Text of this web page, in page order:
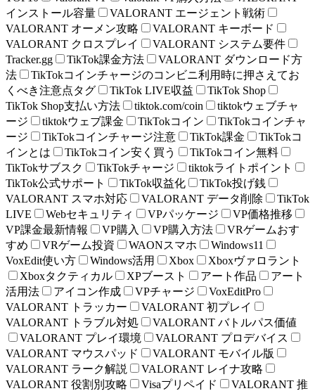
インストール容量
VALORANT エージェント戦術
VALORANT オーメン攻略
VALORANT キーボード
VALORANT クロスプレイ
VALORANT システム要件
Tracker.gg
TikTok課金方法
VALORANT ダウンロード方
法
TikTokコインチャージのコンビニ利用時に押さえてお
くべき注意点タグ
TikTok LIVE収益
TikTok Shop
TikTok Shop支払い方法
tiktok.com/coin
tiktokウェブチャ
ージ
tiktokウェブ課金 TikTokコイン
TikTokコインチャ
ージ
TikTokコインチャージ注意 TikTok課金
TikTokコ
インとは
TikTokコイン安く買う
TikTokコイン無料
TikTokサブスク
TikTokチャージ
tiktokライトポイント
TikTok公式サポート
TikTok収益化
TikTok投げ銭
VALORANT スマホ対応
VALORANT データ削除
TikTok
LIVE
Webセキュリティ VPパッケージ
VP価格推移
VP課金最新情報
VP購入 VP購入方法
VRゲームおす
すめ
VRゲーム投資 WAONスマホ
Windows11
VoxEdit使い方
Windows活用 Xbox
Xboxヴァロラント
Xboxタクティカル
XPブースト アート作品
アート
活用法
アイコン作成 VPチャージ
VoxEditPro
VALORANT トラッカー
VALORANT 初プレイ
VALORANT トラブル対処
VALORANT バトルパス価値
VALORANT プレイ環境
VALORANT プロデバイス
VALORANT マウスパッド
VALORANT モバイル版
VALORANT ラーク解説
VALORANT レイナ攻略
VALORANT 役割別攻略
Visaプリペイド
VALORANT 推